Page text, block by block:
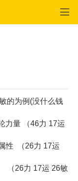
的为例(没什么钱
量 （46力 17运
性 （26力 17运
26力 17运 26敏